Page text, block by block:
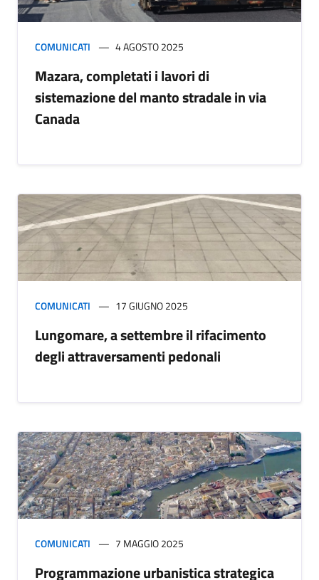
COMUNICATI 4 AGOSTO 2025
Mazara, completati i lavori di
sistemazione del manto stradale in via
Canada
COMUNICATI 17 GIUGNO 2025
Lungomare, a settembre il rifacimento
degli attraversamenti pedonali
COMUNICATI 7 MAGGIO 2025
Programmazione urbanistica strategica